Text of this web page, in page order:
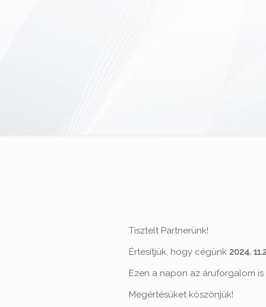
Tisztelt Partnerünk!
Értesítjük, hogy cégünk 2024.
Ezen a napon az áruforgalom is
Megértésüket köszönjük!